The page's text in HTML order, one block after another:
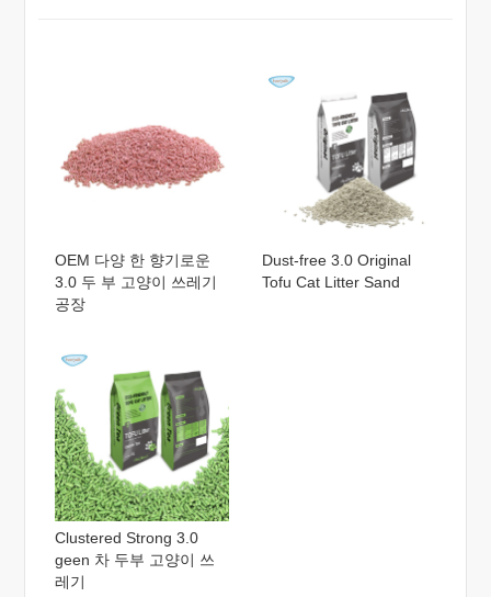
OEM 다양 한 향기로운
3.0 두 부 고양이 쓰레기
공장
Dust-free 3.0 Original
Tofu Cat Litter Sand
Clustered Strong 3.0
geen 차 두부 고양이 쓰
레기